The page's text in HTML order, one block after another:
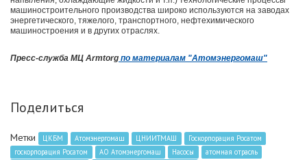
машиностроительного производства широко используются на заводах
энергетического, тяжелого, транспортного, нефтехимического
машиностроения и в других отраслях.
Пресс-служба МЦ Armtorg по материалам "Атомэнергомаш"
Поделиться
Метки ЦКБМ Атомэнергомаш ЦНИИТМАШ
Госкорпорация Росатом
госкорпорация Росатом
АО Атомэнергомаш Насосы
атомная отрасль